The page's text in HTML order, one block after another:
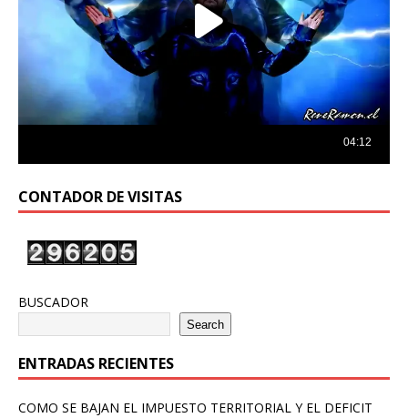
CONTADOR DE VISITAS
BUSCADOR
Search
ENTRADAS RECIENTES
COMO SE BAJAN EL IMPUESTO TERRITORIAL Y EL DEFICIT